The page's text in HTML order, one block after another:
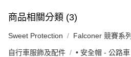
商品相關分類 (3)
Sweet Protection Falconer 競賽系列
自行車服飾及配件 • 安全帽 - 公路車